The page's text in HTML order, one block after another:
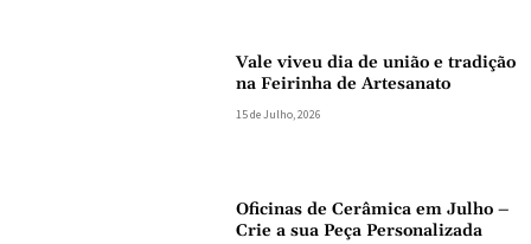
Vale viveu dia de união e tradição
na Feirinha de Artesanato
15 de Julho, 2026
Oficinas de Cerâmica em Julho –
Crie a sua Peça Personalizada